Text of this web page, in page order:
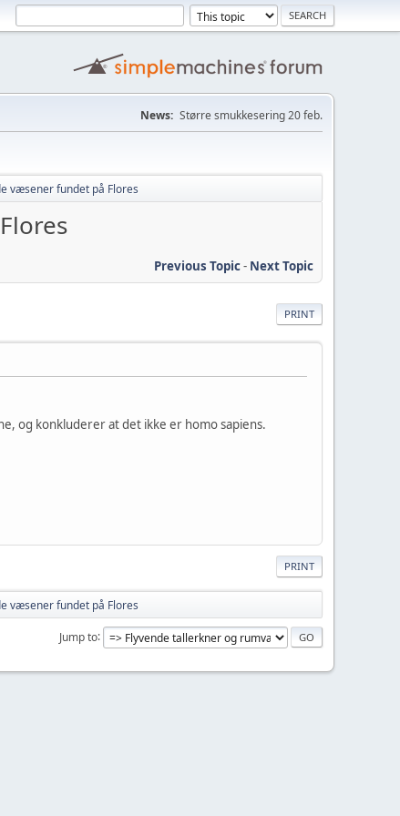
News: Større smukkesering 20 feb.
væsener fundet på Flores
Previous Topic- Next Topic
PRINT
og konkluderer at det ikke er homo sapiens.
PRINT
væsener fundet på Flores
Jump to